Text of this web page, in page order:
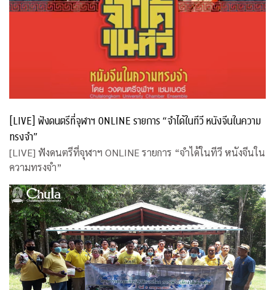
[LIVE] ฟังดนตรีที่จุฬาฯ ONLINE รายการ “จำได้ในทีวี หนังจีนในความ
ทรงจำ”
[LIVE] ฟังดนตรีที่จุฬาฯ ONLINE รายการ “จำได้ในทีวี หนังจีนใน
ความทรงจำ”